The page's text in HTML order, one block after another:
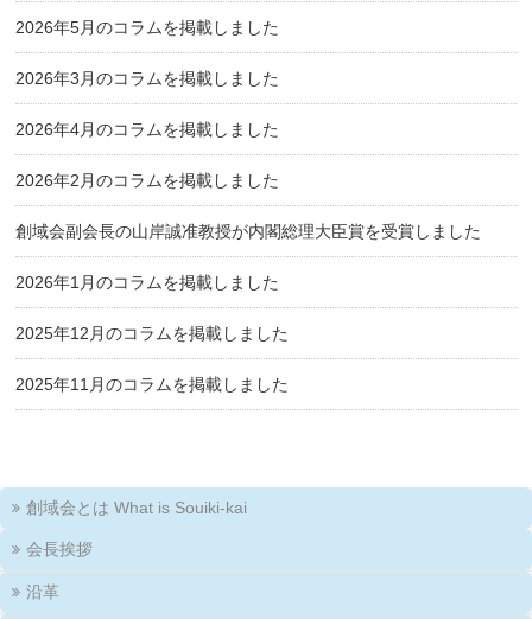
2026年5月のコラムを掲載しました
2026年3月のコラムを掲載しました
2026年4月のコラムを掲載しました
2026年2月のコラムを掲載しました
創域会副会長の山岸誠准教授が内閣総理大臣賞を受賞しました
2026年1月のコラムを掲載しました
2025年12月のコラムを掲載しました
2025年11月のコラムを掲載しました
創域会とは What is Souiki-kai
会長挨拶
沿革